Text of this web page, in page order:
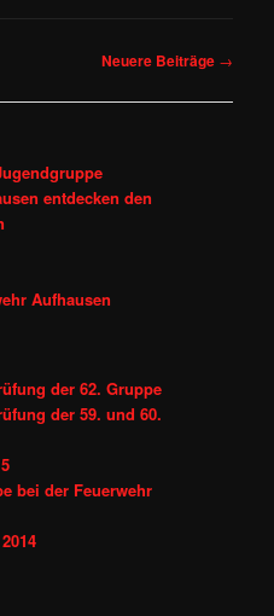
Neuere Beiträge →
entdecken den
Aufhausen
der 62. Gruppe
der 59. und 60.
bei der Feuerwehr